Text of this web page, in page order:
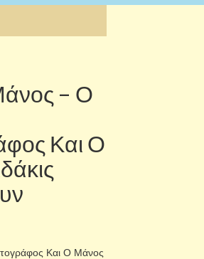
– Ο
Και Ο
Και Ο Μάνος